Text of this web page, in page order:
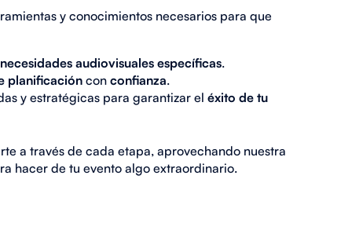
y conocimientos necesarios para que
audiovisuales específicas.
planificaciónconconfianza.
y estratégicas para garantizar eléxito de tu
a través de cada etapa, aprovechando nuestra
hacer de tu evento algo extraordinario.